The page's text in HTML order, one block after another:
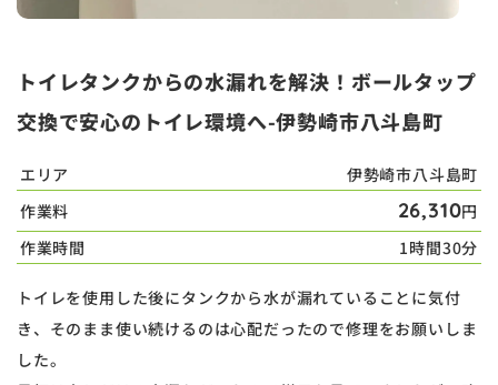
トイレタンクからの水漏れを解決！ボールタップ
交換で安心のトイレ環境へ-伊勢崎市八斗島町
エリア
伊勢崎市八斗島町
作業料
26,310円
作業時間
1時間30分
トイレを使用した後にタンクから水が漏れていることに気付
き、そのまま使い続けるのは心配だったので修理をお願いしま
した。